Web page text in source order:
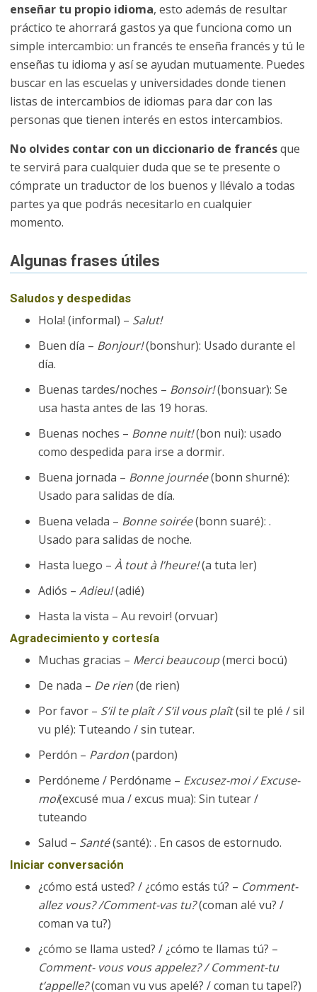
enseñar tu propio idioma, esto además de resultar
práctico te ahorrará gastos ya que funciona como un
simple intercambio: un francés te enseña francés y tú le
enseñas tu idioma y así se ayudan mutuamente. Puedes
buscar en las escuelas y universidades donde tienen
listas de intercambios de idiomas para dar con las
personas que tienen interés en estos intercambios.
No olvides contar con un diccionario de francésque
te servirá para cualquier duda que se te presente o
cómprate un traductor de los buenos y llévalo a todas
partes ya que podrás necesitarlo en cualquier
momento.
Algunas frases útiles
Saludos y despedidas
Hola! (informal) – Salut!
Buen día – Bonjour!(bonshur): Usado durante el
día.
Buenas tardes/noches – Bonsoir!(bonsuar): Se
usa hasta antes de las 19 horas.
Buenas noches – Bonne nuit!(bon nui): usado
como despedida para irse a dormir.
Buena jornada – Bonne journée(bonn shurné):
Usado para salidas de día.
Buena velada – Bonne soirée(bonn suaré): .
Usado para salidas de noche.
Hasta luego – À tout à l’heure!(a tuta ler)
Adiós – Adieu!(adié)
Hasta la vista – Au revoir! (orvuar)
Agradecimiento y cortesía
Muchas gracias – Merci beaucoup(merci bocú)
De nada – De rien(de rien)
Por favor – S’il te plaît / S’il vous plaît(sil te plé / sil
vu plé): Tuteando / sin tutear.
Perdón – Pardon(pardon)
Perdóneme / Perdóname – Excusez-moi / Excuse-
moi(excusé mua / excus mua): Sin tutear /
tuteando
Salud – Santé(santé): . En casos de estornudo.
Iniciar conversación
¿cómo está usted? / ¿cómo estás tú? – Comment-
allez vous? /Comment-vas tu?(coman alé vu? /
coman va tu?)
¿cómo se llama usted? / ¿cómo te llamas tú? –
Comment- vous vous appelez? / Comment-tu
t’appelle?(coman vu vus apelé? / coman tu tapel?)